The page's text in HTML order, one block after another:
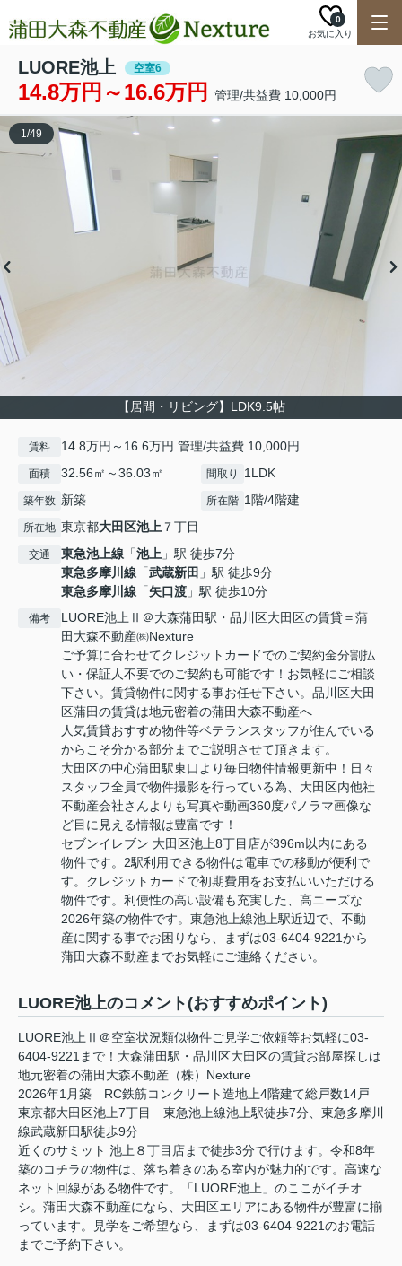
お気に入り
0
LUORE池上 空室6
14.8万円～16.6万円 管理/共益費 10,000円
【居間・リビング】LDK9.5帖
1/49
賃料 14.8万円～16.6万円 管理/共益費 10,000円
面積 32.56㎡～36.03㎡ 間取り 1LDK
築年数 新築 所在階 1階/4階建
所在地 東京都大田区池上 ７丁目
交通 東急池上線 「池上 」駅 徒歩7分
東急多摩川線 「武蔵新田 」駅 徒歩9分
東急多摩川線 「矢口渡 」駅 徒歩10分
備考
LUORE池上Ⅱ＠大森蒲田駅・品川区大田区の賃貸＝蒲
田大森不動産㈱Nexture
ご予算に合わせてクレジットカードでのご契約金分割払
い・保証人不要でのご契約も可能です！お気軽にご相談
下さい。賃貸物件に関する事お任せ下さい。品川区大田
区蒲田の賃貸は地元密着の蒲田大森不動産へ
人気賃貸おすすめ物件等ベテランスタッフが住んでいる
からこそ分かる部分までご説明させて頂きます。
大田区の中心蒲田駅東口より毎日物件情報更新中！日々
スタッフ全員で物件撮影を行っている為、大田区内他社
不動産会社さんよりも写真や動画360度パノラマ画像な
ど目に見える情報は豊富です！
セブンイレブン 大田区池上8丁目店が396m以内にある
物件です。2駅利用できる物件は電車での移動が便利で
す。クレジットカードで初期費用をお支払いいただける
物件です。利便性の高い設備も充実した、高ニーズな
2026年築の物件です。東急池上線池上駅近辺で、不動
産に関する事でお困りなら、まずは03-6404-9221から
蒲田大森不動産までお気軽にご連絡ください。
LUORE池上のコメント(おすすめポイント)
LUORE池上Ⅱ＠空室状況類似物件ご見学ご依頼等お気軽に03-
6404-9221まで！大森蒲田駅・品川区大田区の賃貸お部屋探しは
地元密着の蒲田大森不動産（株）Nexture
2026年1月築 RC鉄筋コンクリート造地上4階建て総戸数14戸
東京都大田区池上7丁目 東急池上線池上駅徒歩7分、東急多摩川
線武蔵新田駅徒歩9分
近くのサミット 池上８丁目店まで徒歩3分で行けます。令和8年
築のコチラの物件は、落ち着きのある室内が魅力的です。高速な
ネット回線がある物件です。「LUORE池上」のここがイチオ
シ。蒲田大森不動産になら、大田区エリアにある物件が豊富に揃
っています。見学をご希望なら、まずは03-6404-9221のお電話
までご予約下さい。